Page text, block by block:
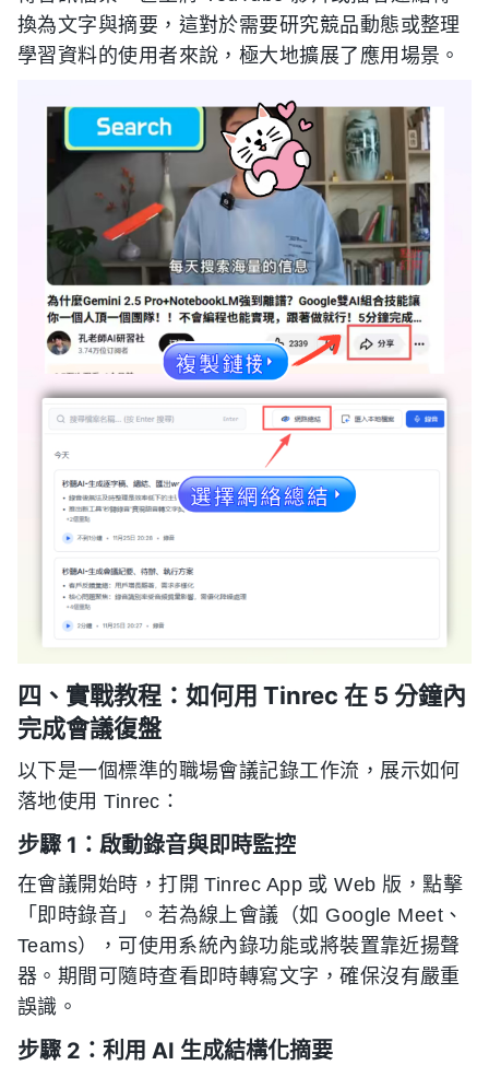
換為文字與摘要，這對於需要研究競品動態或整理
學習資料的使用者來說，極大地擴展了應用場景。
四、實戰教程：如何用 Tinrec 在 5 分鐘內
完成會議復盤
以下是一個標準的職場會議記錄工作流，展示如何
落地使用 Tinrec：
步驟 1：啟動錄音與即時監控
在會議開始時，打開 Tinrec App 或 Web 版，點擊
「即時錄音」。若為線上會議（如 Google Meet、
Teams），可使用系統內錄功能或將裝置靠近揚聲
器。期間可隨時查看即時轉寫文字，確保沒有嚴重
誤識。
步驟 2：利用 AI 生成結構化摘要